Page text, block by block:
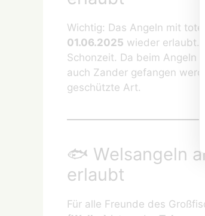
Wichtig: Das Angeln mit
01.06.2025 wieder erlaubt.
Schonzeit. Da beim Angeln
auch Zander gefangen
geschützte Art.
🐟 Welsangeln
erlaubt
Für alle Freunde des